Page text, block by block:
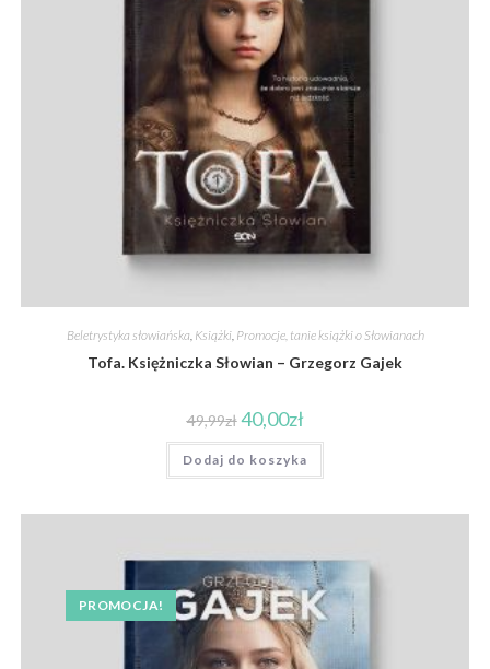
Beletrystyka słowiańska Książki, Promocje, tanie książki o Słowianach
Tofa. Księżniczka Słowian – Grzegorz Gajek
49,99zł 40,00zł
Dodaj do koszyka
PROMOCJA!